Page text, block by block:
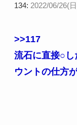
134: 2022/06/26(
>>117
流石に直接○し
ウントの仕方